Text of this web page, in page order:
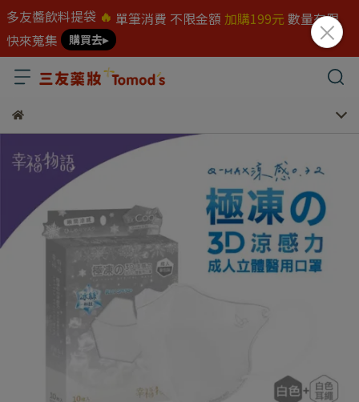
多友醬飲料提袋 🔥 單筆消費 不限金額 加購199元 數量有限
快來蒐集
購買去▸